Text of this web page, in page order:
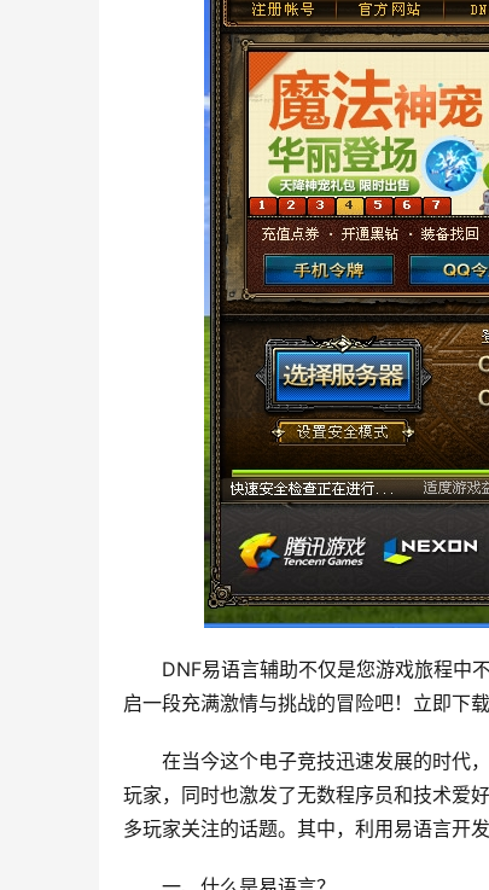
DNF易语言辅助不仅是您游戏旅程中
启一段充满激情与挑战的冒险吧！立即下
在当今这个电子竞技迅速发展的时代
玩家，同时也激发了无数程序员和技术爱
多玩家关注的话题。其中，利用易语言开